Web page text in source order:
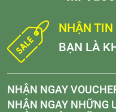
NHẬN
BẠN LÀ
NHẬN NGAY
NHẬN NGAY NHỮNG